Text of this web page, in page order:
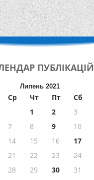
ПУБЛІКАЦІЙ
Липень 2021
Ср Чт Пт Сб
1
2 3
7 8 9 10
14 15 16 17
21 22 23 24
28 29 30
31